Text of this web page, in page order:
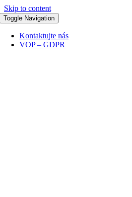
Skip to content
Toggle Navigation
Kontaktujte nás
VOP – GDPR